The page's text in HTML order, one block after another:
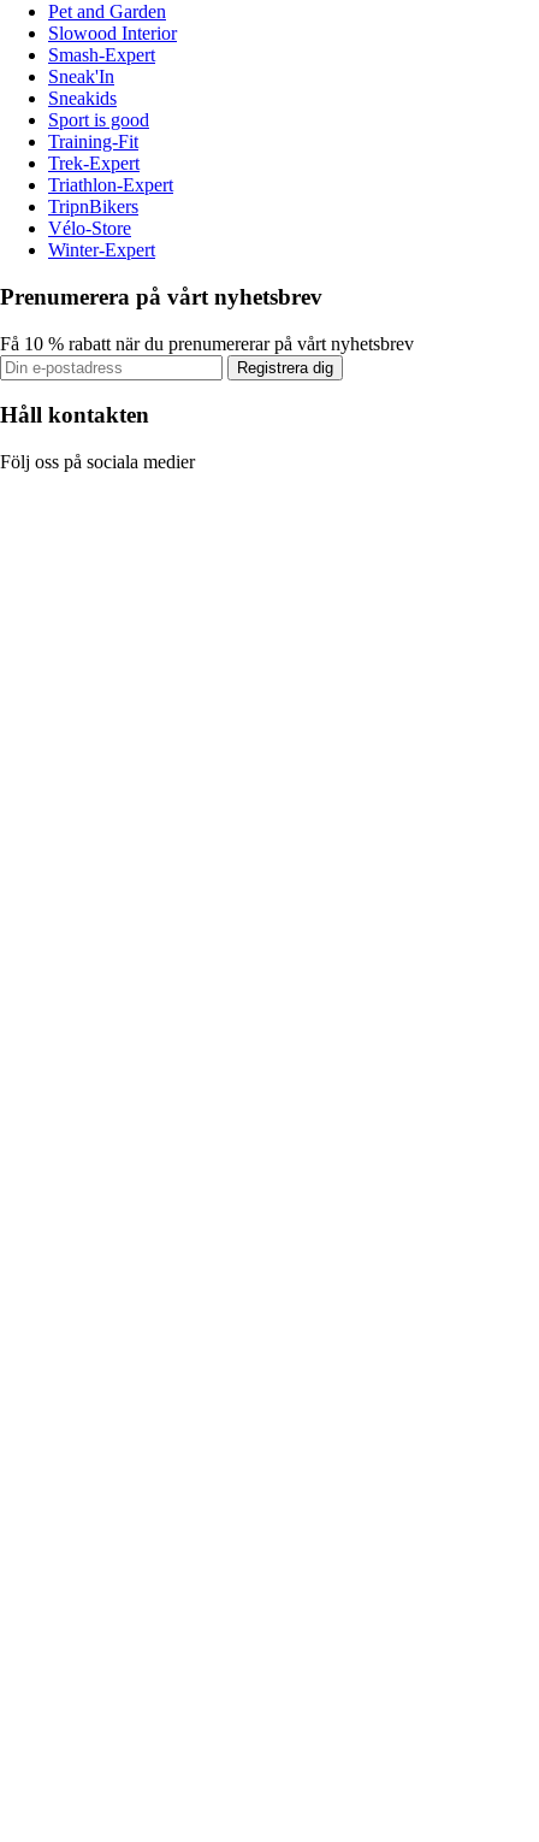
Pet and Garden
Slowood Interior
Smash-Expert
Sneak'In
Sneakids
Sport is good
Training-Fit
Trek-Expert
Triathlon-Expert
TripnBikers
Vélo-Store
Winter-Expert
Prenumerera på vårt nyhetsbrev
Få 10 % rabatt när du prenumererar på vårt nyhetsbrev
Registrera dig
Håll kontakten
Följ oss på sociala medier